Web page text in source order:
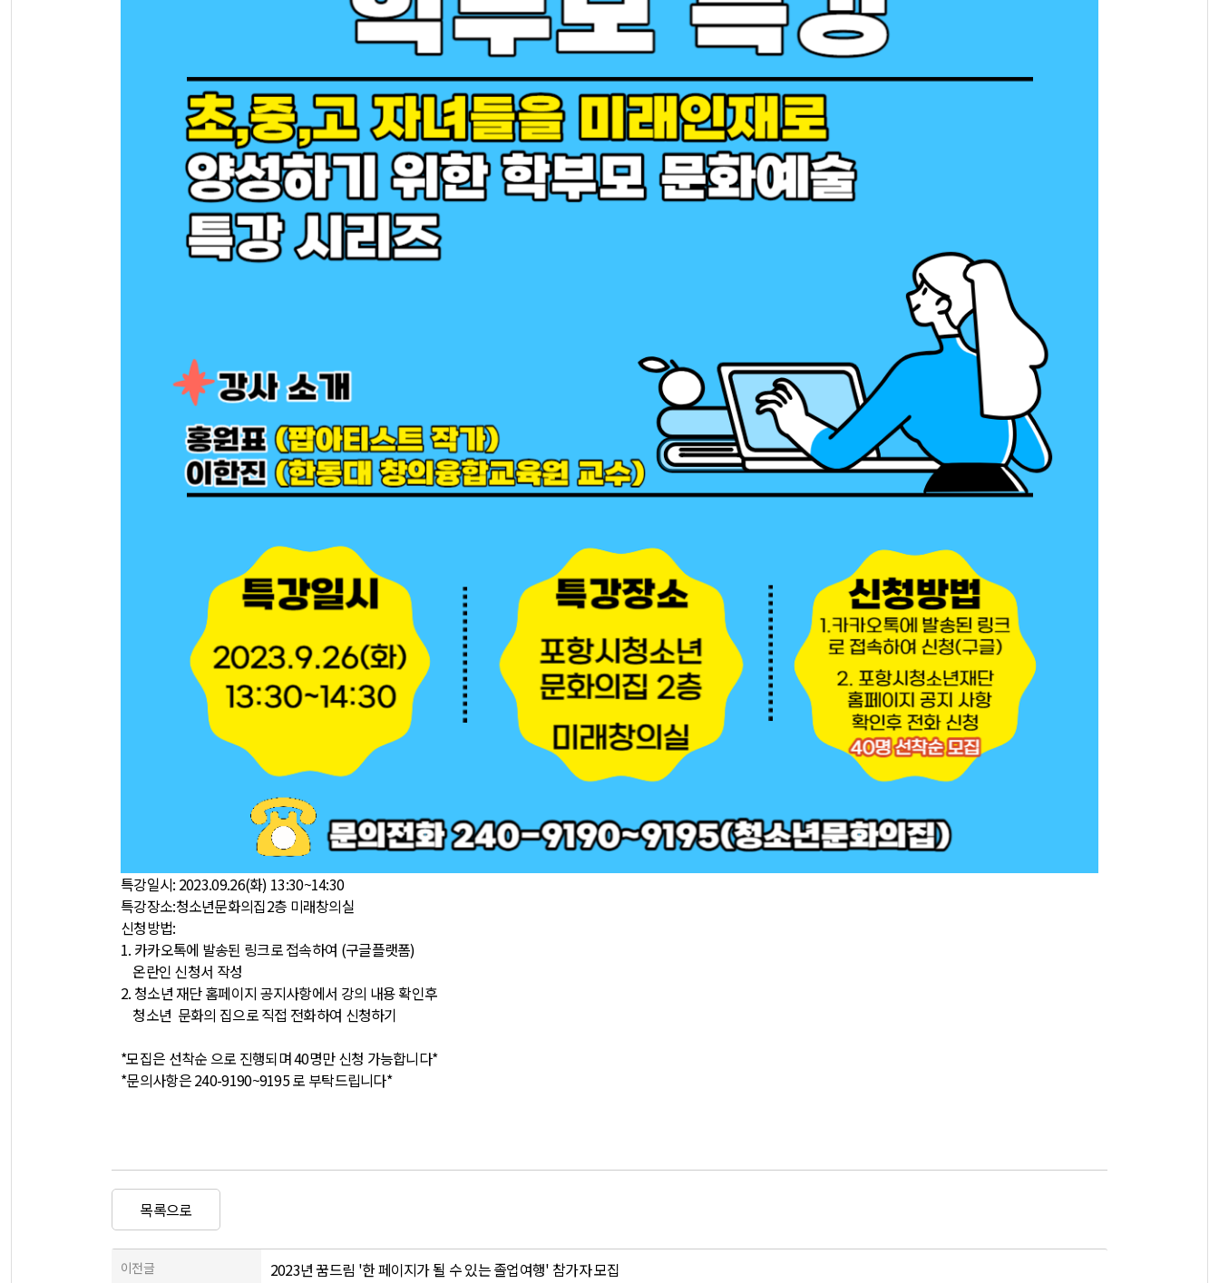
특강일시: 2023.09.26(화) 13:30~14:30
특강장소:청소년문화의집2층 미래창의실
신청방법:
1. 카카오톡에 발송된 링크로 접속하여 (구글플랫폼)
온란인 신청서 작성
2. 청소년 재단 홈페이지 공지사항에서 강의 내용 확인후
청소년 문화의 집으로 직접 전화하여 신청하기
*모집은 선착순 으로 진행되며 40명만 신청 가능합니다*
*문의사항은 240-9190~9195 로 부탁드립니다*
목록으로
이전글 2023년 꿈드림 '한 페이지가 될 수 있는 졸업여행' 참가자 모집